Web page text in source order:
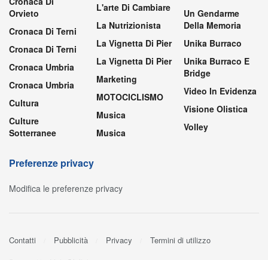
Orvieto
Cronaca Di Terni
Cronaca Di Terni
Cronaca Umbria
Cronaca Umbria
Cultura
Culture
Sotterranee
L'arte Di Cambiare
La Nutrizionista
La Vignetta Di Pier
La Vignetta Di Pier
Marketing
MOTOCICLISMO
Musica
Musica
Un Gendarme
Della Memoria
Unika Burraco
Unika Burraco E
Bridge
Video In Evidenza
Visione Olistica
Volley
Preferenze privacy
Modifica le preferenze privacy
Contatti Pubblicità Privacy Termini di utilizzo